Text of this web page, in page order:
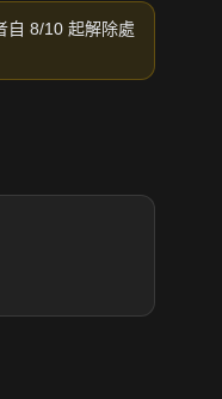
自 8/10 起解除處